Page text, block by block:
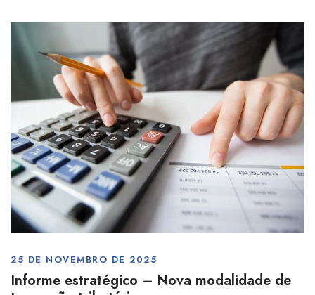
25 DE NOVEMBRO DE 2025
Informe estratégico – Nova modalidade de